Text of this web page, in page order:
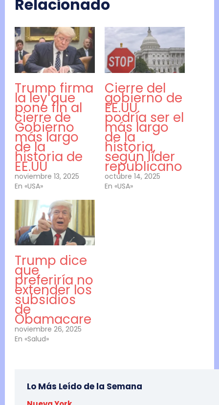
Relacionado
Trump firma
la ley que
pone fin al
cierre de
Gobierno
más largo
de la
historia de
EE.UU
noviembre 13, 2025
En «USA»
Cierre del
gobierno de
EE.UU.
podría ser el
más largo
de la
historia,
según líder
republicano
octubre 14, 2025
En «USA»
Trump dice
que
preferiría no
extender los
subsidios
de
Obamacare
noviembre 26, 2025
En «Salud»
Lo Más Leído de la Semana